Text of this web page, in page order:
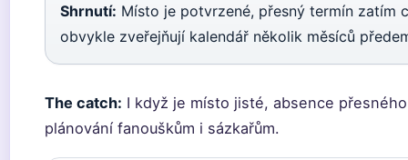
Shrnutí: Místo je potvrzené, přesný termín zatím
obvykle zveřejňují kalendář několik měsíců
The catch: I když je místo jisté, absence
plánování fanouškům i sázkařům.